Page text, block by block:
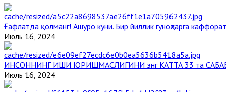
Ғафлатда қолманг! Ашуро куни. Бир йиллик гуноҳларга
Июль 16, 2024
ИНСОННИНГ ИШИ ЮРИШМАСЛИГИНИ энг КАТТА 33 та
Июль 16, 2024